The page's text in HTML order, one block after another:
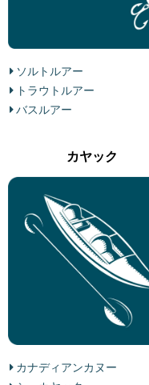
ソルトルアー
トラウトルアー
バスルアー
カヤック
カナディアンカヌー